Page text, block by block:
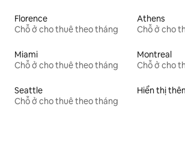
Florence
Chỗ ở cho thuê theo tháng
Athens
Chỗ ở cho
Miami
Chỗ ở cho thuê theo tháng
Montreal
Chỗ ở cho
Seattle
Chỗ ở cho thuê theo tháng
Hiển thị